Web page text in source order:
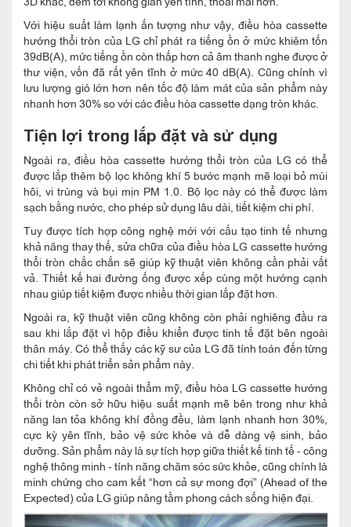
Với hiệu suất làm lạnh ấn tượng như vậy, điều hòa cassette
hướng thổi tròn của LG chỉ phát ra tiếng ồn ở mức khiêm tốn
39dB(A), mức tiếng ồn còn thấp hơn cả âm thanh nghe được ở
thư viện, vốn đã rất yên tĩnh ở mức 40 dB(A). Cũng chính vì
lưu lượng gió lớn hơn nên tốc độ làm mát của sản phẩm này
nhanh hơn 30% so với các điều hòa cassette dạng tròn khác.
Tiện lợi trong lắp đặt và sử dụng
Ngoài ra, điều hòa cassette hướng thổi tròn của LG có thể
được lắp thêm bộ lọc không khí 5 bước mạnh mẽ loại bỏ mùi
hôi, vi trùng và bụi mịn PM 1.0. Bộ lọc này có thể được làm
sạch bằng nước, cho phép sử dụng lâu dài, tiết kiệm chi phí.
Tuy được tích hợp công nghệ mới với cấu tạo tinh tế nhưng
khả năng thay thế, sửa chữa của điều hòa LG cassette hướng
thổi tròn chắc chắn sẽ giúp kỹ thuật viên không cần phải vất
vả. Thiết kế hai đường ống được xếp cùng một hướng cạnh
nhau giúp tiết kiệm được nhiều thời gian lắp đặt hơn.
Ngoài ra, kỹ thuật viên cũng không còn phải nghiêng đầu ra
sau khi lắp đặt vì hộp điều khiển được tinh tế đặt bên ngoài
thân máy. Có thể thấy các kỹ sư của LG đã tính toán đến từng
chi tiết khi phát triển sản phẩm này.
Không chỉ có vẻ ngoài thẩm mỹ, điều hòa LG cassette hướng
thổi tròn còn sở hữu hiệu suất mạnh mẽ bên trong như khả
năng lan tỏa không khí đồng đều, làm lạnh nhanh hơn 30%,
cực kỳ yên tĩnh, bảo vệ sức khỏe và dễ dàng vệ sinh, bảo
dưỡng. Sản phẩm này là sự tích hợp giữa thiết kế tinh tế - công
nghệ thông minh - tính năng chăm sóc sức khỏe, cũng chính là
minh chứng cho cam kết “hơn cả sự mong đợi” (Ahead of the
Expected) của LG giúp nâng tầm phong cách sống hiện đại.